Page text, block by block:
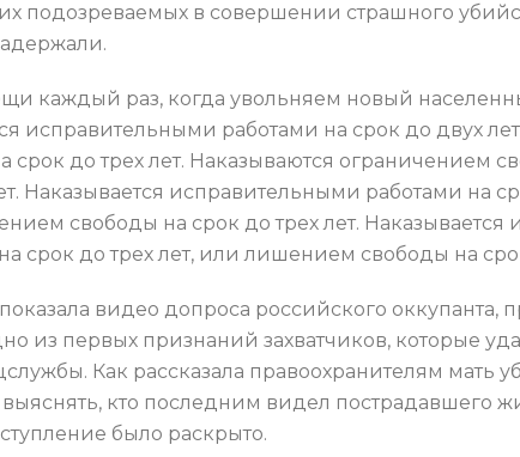
подозреваемых в совершении страшного
каждый раз, когда увольняем новый
исправительными работами на срок до двух
до трех лет. Наказываются ограничением
Наказывается исправительными работами на
свободы на срок до трех лет.
срок до трех лет, или лишением свободы на
видео допроса российского оккупанта,
из первых признаний захватчиков, которые
Как рассказала правоохранителям мать
кто последним видел пострадавшего
было раскрыто.